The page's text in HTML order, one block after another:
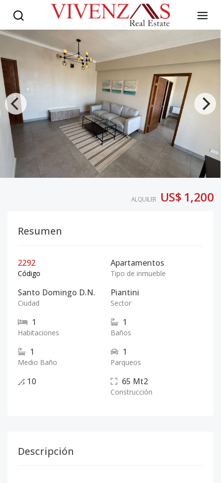
ALQUILER US$ 1,200
Resumen
2292
Código
Apartamentos
Tipo de inmueble
Santo Domingo D.N.
Ciudad
Piantini
Sector
1
Habitaciones
1
Baños
1
Medio Baño
1
Parqueos
10 65 Mt2
Construcción
Descripción